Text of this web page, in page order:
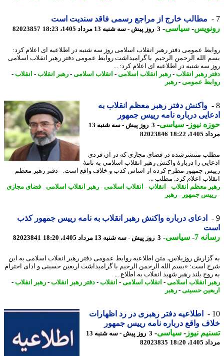
مطالب خارج از مراجع رسمی فاقد سندیت است
-سیاسی-3 روز پیش - سه شنبه 13 مرداد 1405، 18:23 82023857
عمومی دفتر رهبر انقلاب اسلامی روز سه شنبه در اطلاعیه ای اعلام کرد:
الله الرحمن الرحیم با گرامیداشت روابط عمومی دفتر رهبر انقلاب اسلامی
سه شنبه در اطلاعیه ای اعلام کرد: ...
رهبر انقلاب-رهبر انقلاب اسلامی-انقلاب اسلامی-رهبر انقلاب-انقلاب-
عمومی-رهبر
واکنش دفتر رهبر معظم انقلاب به
درباره نامه رییس جمهور
نیوز-سیاسی-
3 روز پیش - سه شنبه 13
18:22
82023846
منتشرشده در فضای مجازی که در آن فردی
را دربارهٔ واکنش رهبر انقلاب اسلامی به نامهٔ
جمهور مطرح کرده از اساس کذب و خلاف واقع است. - دفتر رهبر معظم
اعلام کرد: مطلب ...
معظم انقلاب-انقلاب-انقلاب اسلامی-رهبر انقلاب اسلامی-فضای مجازی
جمهور-رهبر
ادعای درباره واکنش رهبر انقلاب به نامه رییس جمهور کذب
7
-سیاسی-3 روز پیش - سه شنبه 13 مرداد 1405، 18:20 82023841
روزپلاس، متن اطلاعیه روابط عمومی دفتر رهبر انقلاب اسلامی به این
است: «بسم الله الرحمن الرحیم با گرامیداشت اربعین حسینی و ادای احترام
بلند رهبر شهید انقلاب به اطلاع ...
انقلاب اسلامی-انقلاب اسلامی-انقلاب-دفتر رهبر انقلاب-رهبر انقلاب-
حسینی-رهبر
اطلاعیه دفتر رهبری در رد اظهارات
واقع درباره نامه رییس جمهور
نیوز-سیاسی-
3 روز پیش - سه شنبه 13
18:20
82023835